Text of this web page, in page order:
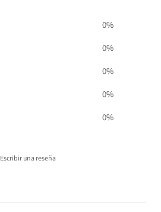
0%
0%
0%
0%
0%
Escribir una reseña